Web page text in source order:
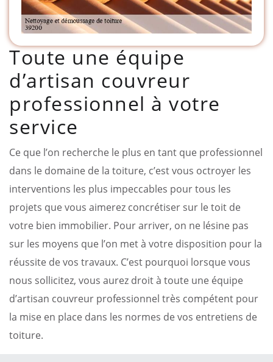
Toute une équipe
d’artisan couvreur
professionnel à votre
service
Ce que l’on recherche le plus en tant que professionnel
dans le domaine de la toiture, c’est vous octroyer les
interventions les plus impeccables pour tous les
projets que vous aimerez concrétiser sur le toit de
votre bien immobilier. Pour arriver, on ne lésine pas
sur les moyens que l’on met à votre disposition pour la
réussite de vos travaux. C’est pourquoi lorsque vous
nous sollicitez, vous aurez droit à toute une équipe
d’artisan couvreur professionnel très compétent pour
la mise en place dans les normes de vos entretiens de
toiture.